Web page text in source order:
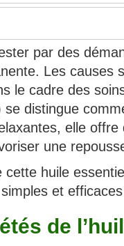
par des
Les
le cadre des
distingue
elle
une
huile
et
de